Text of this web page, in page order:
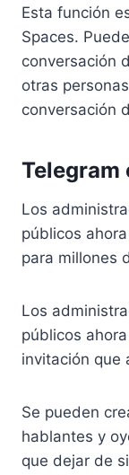
Esta función
Spaces.
conversación
otras
conversación
Telegram
Los
públicos
para millones
Los
públicos
invitación que
Se pueden
hablantes y
que dejar de